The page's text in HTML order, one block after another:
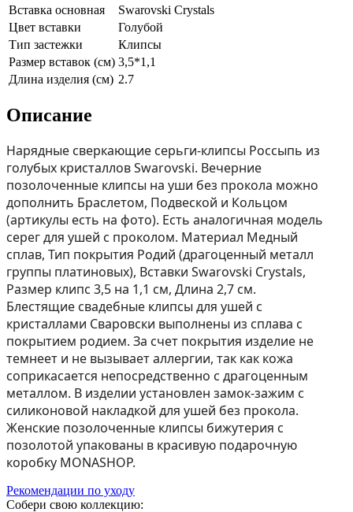
Вставка основная
Swarovski Crystals
Цвет вставки
Голубой
Тип застежки
Клипсы
Размер вставок (см) 3,5*1,1
Длина изделия (см) 2.7
Описание
Нарядные сверкающие серьги-клипсы Россыпь из
голубых кристаллов Swarovski. Вечерние
позолоченные клипсы на уши без прокола можно
дополнить Браслетом, Подвеской и Кольцом
(aртикулы есть на фoто). Есть аналогичная модель
серег для ушей с проколом. Материал Медный
сплав, Тип покрытия Родий (драгоценный металл
группы платиновых), Вставки Swarovski Crystals,
Размер клипс 3,5 на 1,1 см, Длина 2,7 см.
Блестящие свадебные клипсы для ушей с
кристаллами Сваровски выполнены из сплава с
покрытием родием. За счет покрытия изделие не
темнеет и не вызывает аллергии, так как кожа
соприкасается непосредственно с драгоценным
металлом. В изделии установлен замок-зажим с
силиконовой накладкой для ушей без прокола.
Женские позолоченные клипсы бижутерия с
позолотой упакованы в красивую подарочную
коробку MONASHOP.
Рекомендации по уходу
Собери свою коллекцию: